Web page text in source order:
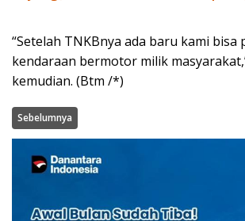
“Setelah TNKBnya ada baru kami bisa
kendaraan bermotor milik
kemudian. (Btm /*)
Sebelumnya